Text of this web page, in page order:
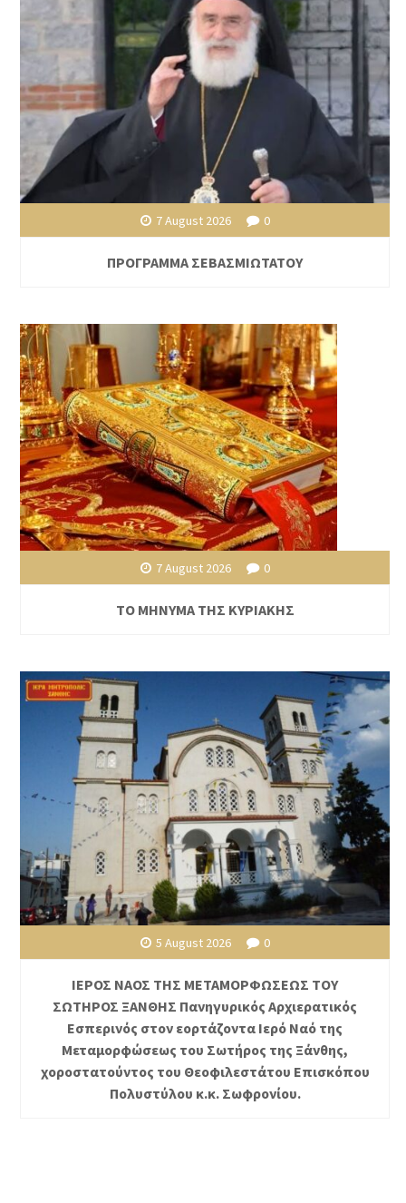
7 August 2026 0
ΠΡΟΓΡΑΜΜΑ ΣΕΒΑΣΜΙΩΤΑΤΟΥ
7 August 2026 0
ΤΟ ΜΗΝΥΜΑ ΤΗΣ ΚΥΡΙΑΚΗΣ
5 August 2026 0
ΙΕΡΟΣ ΝΑΟΣ ΤΗΣ ΜΕΤΑΜΟΡΦΩΣΕΩΣ ΤΟΥ
ΣΩΤΗΡΟΣ ΞΑΝΘΗΣ Πανηγυρικός Αρχιερατικός
Εσπερινός στον εορτάζοντα Ιερό Ναό της
Μεταμορφώσεως του Σωτήρος της Ξάνθης,
χοροστατούντος του Θεοφιλεστάτου Επισκόπου
Πολυστύλου κ.κ. Σωφρονίου.